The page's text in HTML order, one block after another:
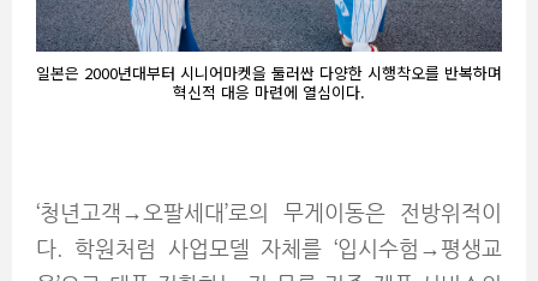
일본은 2000년대부터 시니어마켓을 둘러싼 다양한 시행착오를 반복하며
혁신적 대응 마련에 열심이다.
‘청년고객→오팔세대’로의 무게이동은 전방위적이
다. 학원처럼 사업모델 자체를 ‘입시수험→평생교